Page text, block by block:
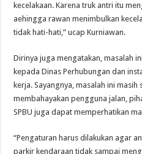
kecelakaan. Karena truk antri itu
aehingga rawan menimbulkan
tidak hati-hati,” ucap Kurniawan.
Dirinya juga mengatakan, masalah
kepada Dinas Per­hubungan dan
kerja. Sayangnya, masalah ini
membahayakan pengguna jalan,
SPBU juga dapat memperhatikan
“Pengaturan harus dilakukan agar
parkir kendaraan tidak sam­pai